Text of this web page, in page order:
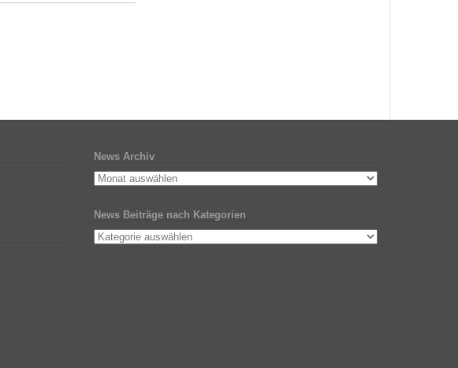
News Archiv
News Beiträge nach Kategorien